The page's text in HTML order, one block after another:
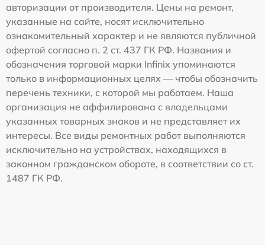
авторизации от производителя. Цены на ремонт,
указанные на сайте, носят исключительно
ознакомительный характер и не являются публичной
офертой согласно п. 2 ст. 437 ГК РФ. Названия и
обозначения торговой марки Infinix упоминаются
только в информационных целях — чтобы обозначить
перечень техники, с которой мы работаем. Наша
организация не аффилирована с владельцами
указанных товарных знаков и не представляет их
интересы. Все виды ремонтных работ выполняются
исключительно на устройствах, находящихся в
законном гражданском обороте, в соответствии со ст.
1487 ГК РФ.